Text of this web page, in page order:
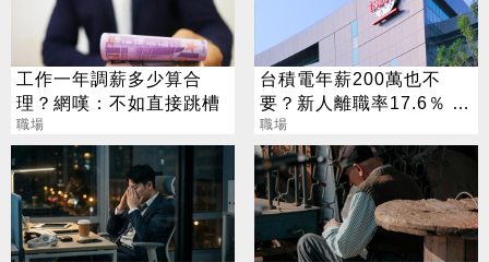
工作一年調薪多少算合
理？網嘆：不如直接跳槽
職場
台積電年薪200萬也不
要？新人離職率17.6％ 工
程師揭崩潰日常
職場